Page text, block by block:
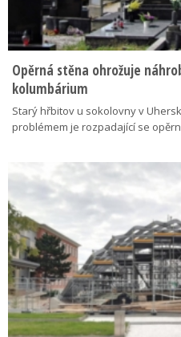
Opěrná stěna ohrožuje
kolumbárium
Starý hřbitov u sokolovny v
problémem je rozpadající se